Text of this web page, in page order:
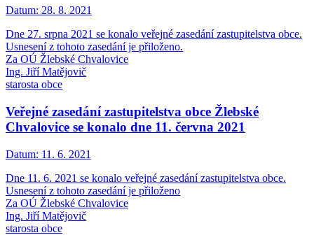
Datum: 28. 8. 2021
Dne 27. srpna 2021 se konalo veřejné zasedání zastupitelstva obce.
Usnesení z tohoto zasedání je přiloženo.
Za OÚ Žlebské Chvalovice
Ing. Jiří Matějovič
starosta obce
Veřejné zasedání zastupitelstva obce Žlebské
Chvalovice se konalo dne 11. června 2021
Datum: 11. 6. 2021
Dne 11. 6. 2021 se konalo veřejné zasedání zastupitelstva obce.
Usnesení z tohoto zasedání je přiloženo
Za OÚ Žlebské Chvalovice
Ing. Jiří Matějovič
starosta obce